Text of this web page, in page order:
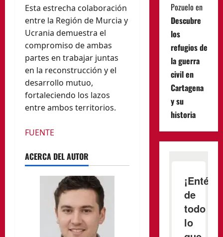
Esta estrecha colaboración
entre la Región de Murcia y
Ucrania demuestra el
compromiso de ambas
partes en trabajar juntas
en la reconstrucción y el
desarrollo mutuo,
fortaleciendo los lazos
entre ambos territorios.
FUENTE
ACERCA DEL AUTOR
Pozuelo en
Descubre
los
refugios de
la guerra
civil en
Cartagena
y su
historia